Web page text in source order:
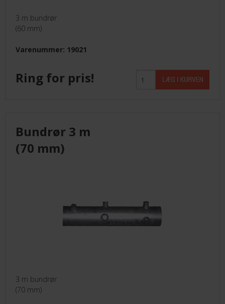
3 m bundrør
(60 mm)
Varenummer: 19021
Ring for pris!
Bundrør 3 m
(70 mm)
3 m bundrør
(70 mm)